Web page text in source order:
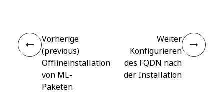
Vorherige
(previous)
Offlineinstallation
von ML-
Paketen
Weiter
Konfigurieren
des FQDN nach
der Installation